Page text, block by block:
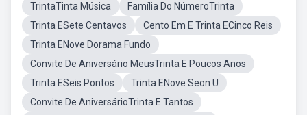
TrintaTinta Música
Família Do NúmeroTrinta
Trinta ESete Centavos
Cento Em E Trinta ECinco Reis
Trinta ENove Dorama Fundo
Convite De Aniversário MeusTrinta E Poucos Anos
Trinta ESeis Pontos
Trinta ENove Seon U
Convite De AniversárioTrinta E Tantos